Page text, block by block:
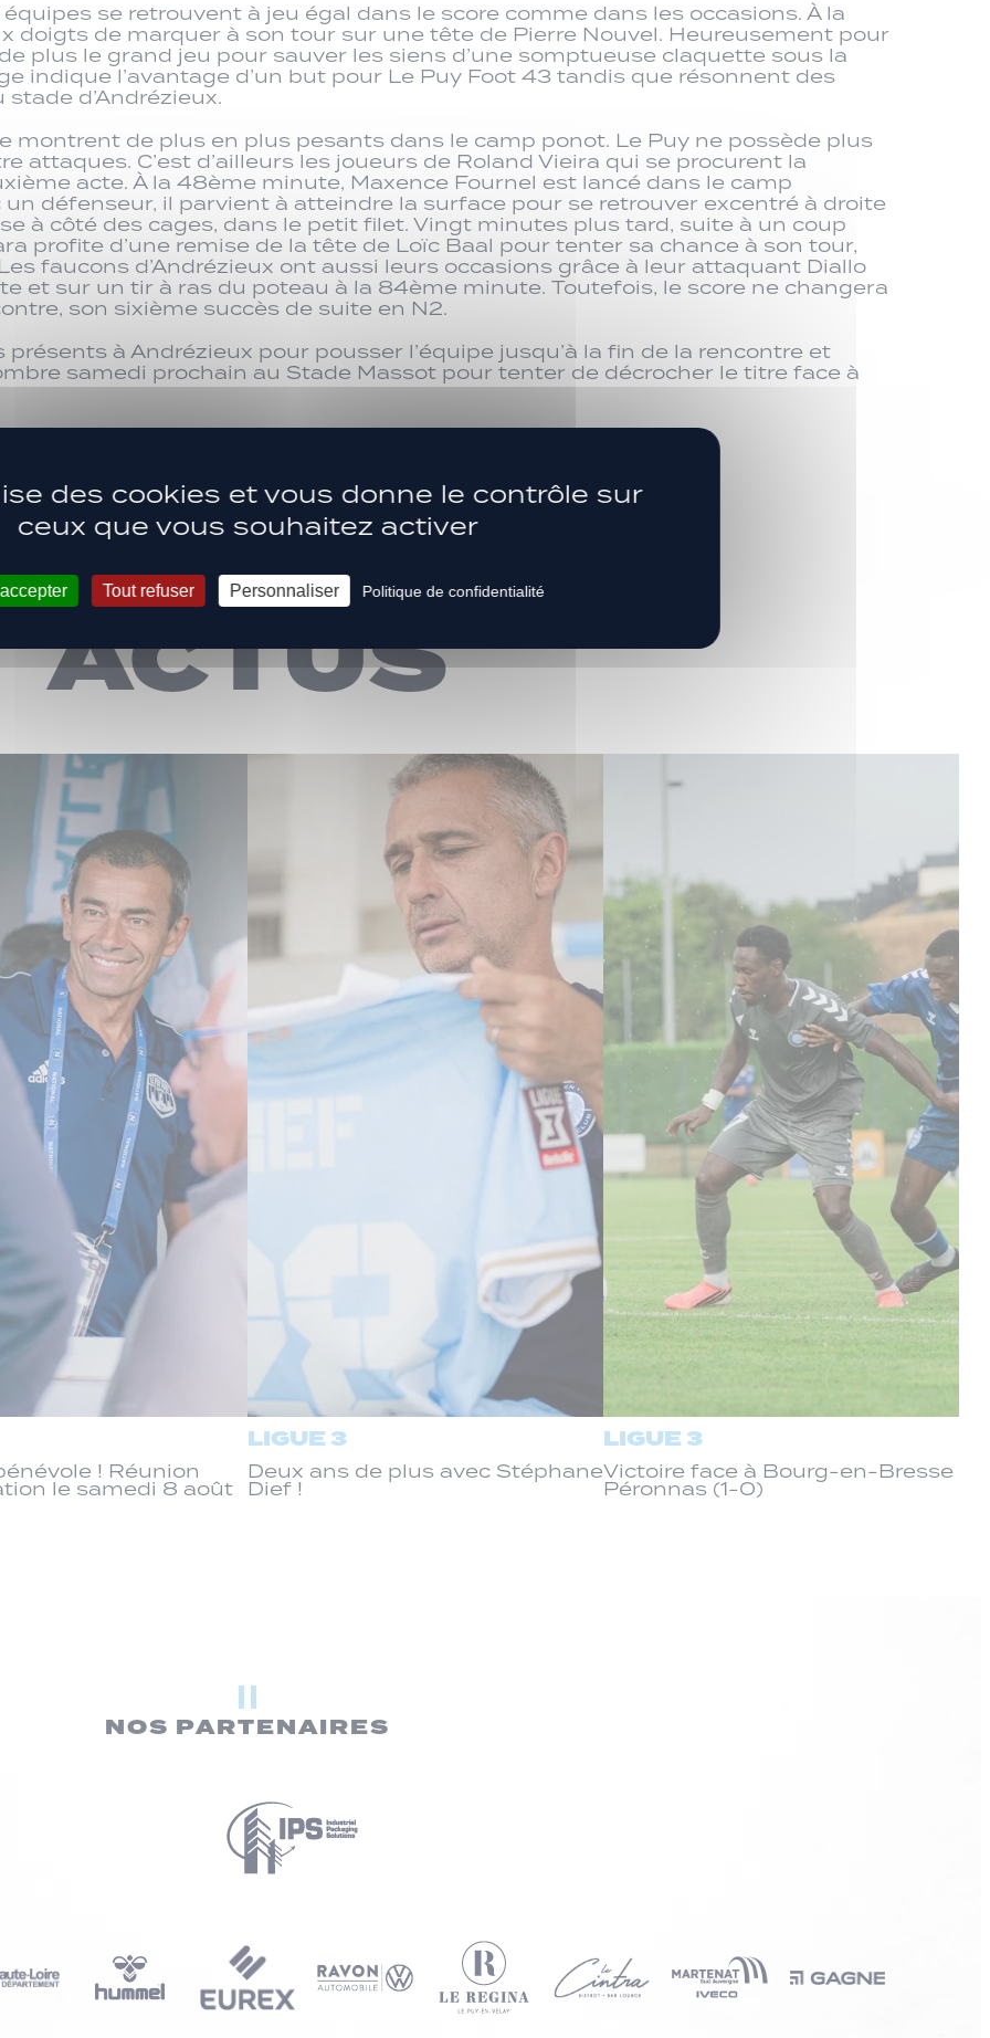
se retrouvent à jeu égal dans le score comme dans les occasions. À la
doigts de marquer à son tour sur une tête de Pierre Nouvel. Heureusement pour
plus le grand jeu pour sauver les siens d’une somptueuse claquette sous la
indique l’avantage d’un but pour Le Puy Foot 43 tandis que résonnent des
d’Andrézieux.
montrent de plus en plus pesants dans le camp ponot. Le Puy ne possède plus
attaques. C’est d’ailleurs les joueurs de Roland Vieira qui se procurent la
acte. À la 48ème minute, Maxence Fournel est lancé dans le camp
un défenseur, il parvient à atteindre la surface pour se retrouver excentré à droite
à côté des cages, dans le petit filet. Vingt minutes plus tard, suite à un coup
profite d’une remise de la tête de Loïc Baal pour tenter sa chance à son tour,
faucons d’Andrézieux ont aussi leurs occasions grâce à leur attaquant Diallo
et sur un tir à ras du poteau à la 84ème minute. Toutefois, le score ne changera
son sixième succès de suite en N2.
à Andrézieux pour pousser l’équipe jusqu’à la fin de la rencontre et
samedi prochain au Stade Massot pour tenter de décrocher le titre face à
dernières
ACTUS
! Réunion
le samedi 8 août
LIGUE 3
Deux ans de plus avec Stéphane
Dief !
LIGUE 3
Victoire face à Bourg-en-Bresse
Péronnas (1-0)
NOS PARTENAIRES
des cookies et vous donne le contrôle sur
ceux que vous souhaitez activer
Tout refuser Personnaliser Politique de confidentialité